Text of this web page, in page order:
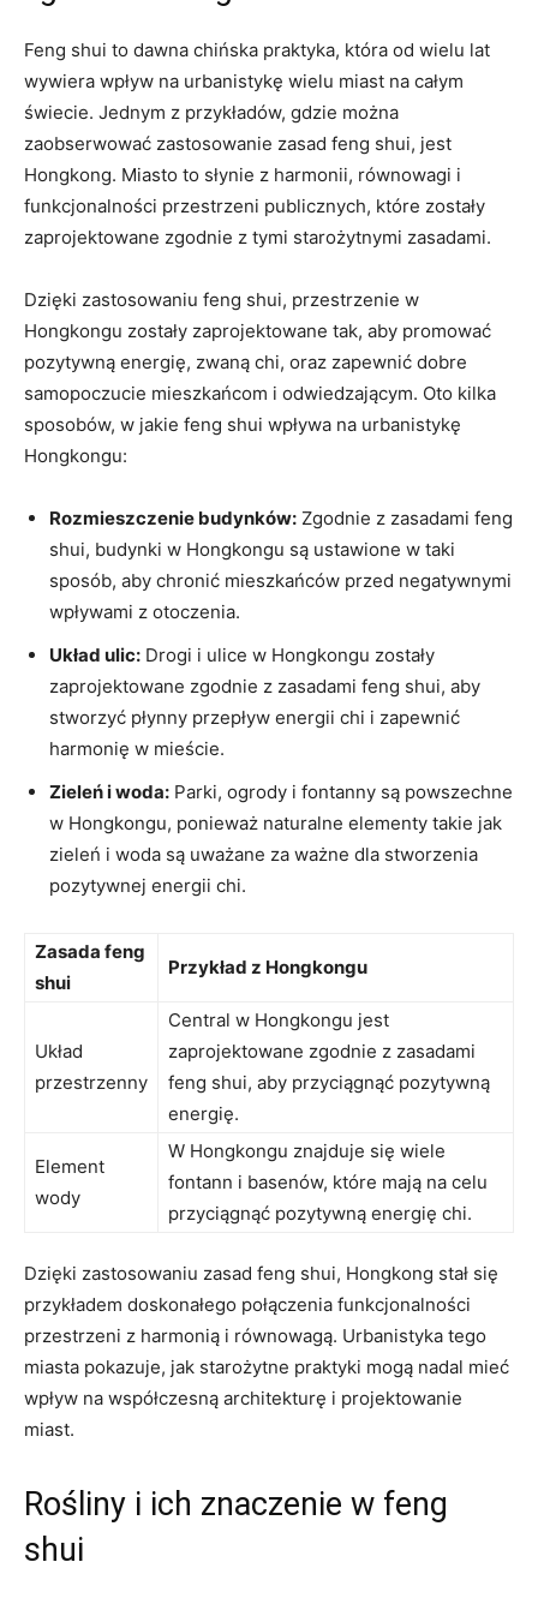
Feng shui to dawna chińska praktyka, która ‍od wielu lat
wywiera wpływ na urbanistykę ‌wielu miast na całym
świecie. Jednym⁤ z przykładów, gdzie można
⁣zaobserwować‌ zastosowanie ⁣zasad feng shui, jest
Hongkong. Miasto to słynie⁣ z harmonii,⁢ równowagi ‌i
funkcjonalności przestrzeni publicznych, które‌ zostały
zaprojektowane zgodnie z tymi​ starożytnymi zasadami.
Dzięki zastosowaniu feng‍ shui, przestrzenie w
Hongkongu​ zostały⁢ zaprojektowane tak, aby promować
pozytywną ‍energię, zwaną chi, oraz‍ zapewnić dobre
samopoczucie mieszkańcom i‌ odwiedzającym. Oto kilka
sposobów, w jakie‌ feng shui wpływa na urbanistykę
Hongkongu:
Rozmieszczenie budynków: Zgodnie z zasadami feng
shui, budynki w Hongkongu są ustawione ‌w ⁣taki
sposób, ⁣aby chronić mieszkańców przed negatywnymi‌
wpływami z otoczenia.
Układ ⁣ulic: Drogi i ulice‌ w Hongkongu zostały ​
zaprojektowane zgodnie z zasadami feng shui, ⁢aby
stworzyć płynny przepływ energii chi i zapewnić
harmonię w mieście.
Zieleń i woda: Parki, ogrody​ i fontanny są⁤ powszechne
w Hongkongu, ⁤ponieważ naturalne elementy ‌takie ⁤jak
zieleń ⁣i woda⁤ są uważane za ‌ważne dla stworzenia
pozytywnej ‌energii chi.
Zasada feng
​shui
Przykład z​ Hongkongu
Układ
⁤przestrzenny
Central w Hongkongu jest
zaprojektowane zgodnie z zasadami
feng shui, aby przyciągnąć pozytywną
energię.
Element
wody
W Hongkongu znajduje ‍się wiele
fontann i basenów, które mają na celu
przyciągnąć ‍pozytywną energię chi.
Dzięki zastosowaniu zasad feng shui, Hongkong stał się
przykładem doskonałego połączenia ⁢funkcjonalności
przestrzeni⁤ z harmonią i równowagą. Urbanistyka tego
miasta pokazuje, jak⁤ starożytne praktyki mogą nadal mieć
wpływ na współczesną architekturę i projektowanie
miast.
Rośliny i​ ich⁢ znaczenie​ w‌ feng
shui